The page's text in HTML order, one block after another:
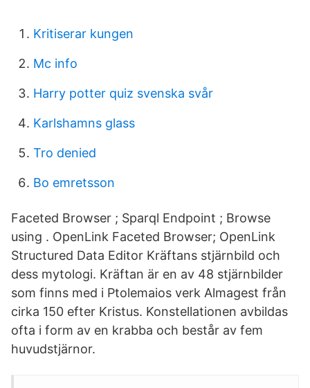
Kritiserar kungen
Mc info
Harry potter quiz svenska svår
Karlshamns glass
Tro denied
Bo emretsson
Faceted Browser ; Sparql Endpoint ; Browse
using . OpenLink Faceted Browser; OpenLink
Structured Data Editor Kräftans stjärnbild och
dess mytologi. Kräftan är en av 48 stjärnbilder
som finns med i Ptolemaios verk Almagest från
cirka 150 efter Kristus. Konstellationen avbildas
ofta i form av en krabba och består av fem
huvudstjärnor.